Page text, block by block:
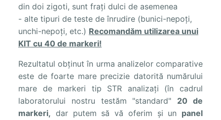
din doi zigoti, sunt frați dulci de asemenea
- alte tipuri de teste de înrudire (bunici-nepoți,
unchi-nepoți, etc.) Recomandăm utilizarea unui
KIT cu 40 de markeri!
Rezultatul obținut în urma analizelor comparative
este de foarte mare precizie datorită numărului
mare de markeri tip STR analizați (în cadrul
laboratorului nostru testăm "standard" 20 de
markeri, dar putem să vă oferim și un panel